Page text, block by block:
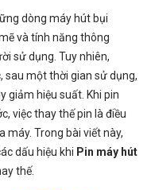
dòng máy hút bụi
và tính năng thông
sử dụng. Tuy nhiên,
sau một thời gian sử dụng,
giảm hiệu suất. Khi pin
việc thay thế pin là điều
máy. Trong bài viết này,
dấu hiệu khi Pin máy hút
thế.